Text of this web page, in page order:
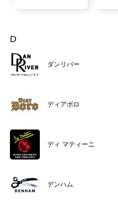
D
ダンリバー
ディアボロ
ディ マティーニ
デンハム